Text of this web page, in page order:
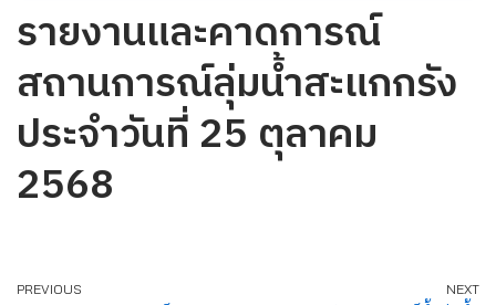
รายงานและคาดการณ์
สถานการณ์ลุ่มน้ำสะแกกรัง
ประจำวันที่ 25 ตุลาคม
2568
PREVIOUS NEXT